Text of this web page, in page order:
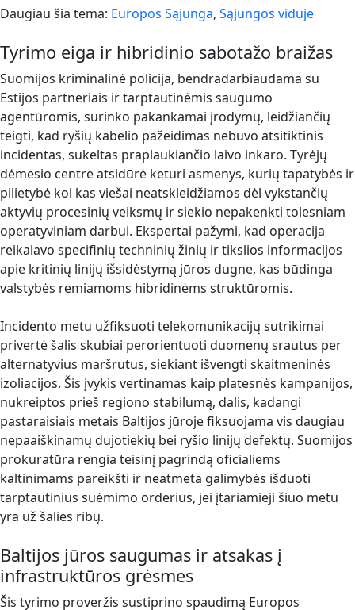
Daugiau šia tema: Europos Sąjunga, Sąjungos viduje
Tyrimo eiga ir hibridinio sabotažo braižas
Suomijos kriminalinė policija, bendradarbiaudama su
Estijos partneriais ir tarptautinėmis saugumo
agentūromis, surinko pakankamai įrodymų, leidžiančių
teigti, kad ryšių kabelio pažeidimas nebuvo atsitiktinis
incidentas, sukeltas praplaukiančio laivo inkaro. Tyrėjų
dėmesio centre atsidūrė keturi asmenys, kurių tapatybės ir
pilietybė kol kas viešai neatskleidžiamos dėl vykstančių
aktyvių procesinių veiksmų ir siekio nepakenkti tolesniam
operatyviniam darbui. Ekspertai pažymi, kad operacija
reikalavo specifinių techninių žinių ir tikslios informacijos
apie kritinių linijų išsidėstymą jūros dugne, kas būdinga
valstybės remiamoms hibridinėms struktūromis.
Incidento metu užfiksuoti telekomunikacijų sutrikimai
privertė šalis skubiai perorientuoti duomenų srautus per
alternatyvius maršrutus, siekiant išvengti skaitmeninės
izoliacijos. Šis įvykis vertinamas kaip platesnės kampanijos,
nukreiptos prieš regiono stabilumą, dalis, kadangi
pastaraisiais metais Baltijos jūroje fiksuojama vis daugiau
nepaaiškinamų dujotiekių bei ryšio linijų defektų. Suomijos
prokuratūra rengia teisinį pagrindą oficialiems
kaltinimams pareikšti ir neatmeta galimybės išduoti
tarptautinius suėmimo orderius, jei įtariamieji šiuo metu
yra už šalies ribų.
Baltijos jūros saugumas ir atsakas į
infrastruktūros grėsmes
Šis tyrimo proveržis sustiprino spaudimą Europos